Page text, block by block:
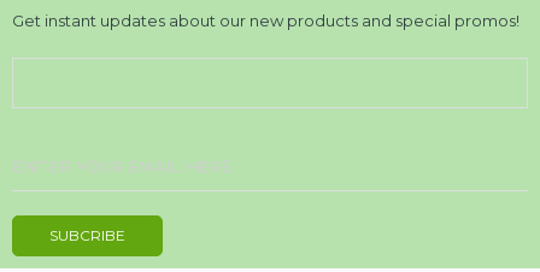
Get instant updates about our new products and special promos!